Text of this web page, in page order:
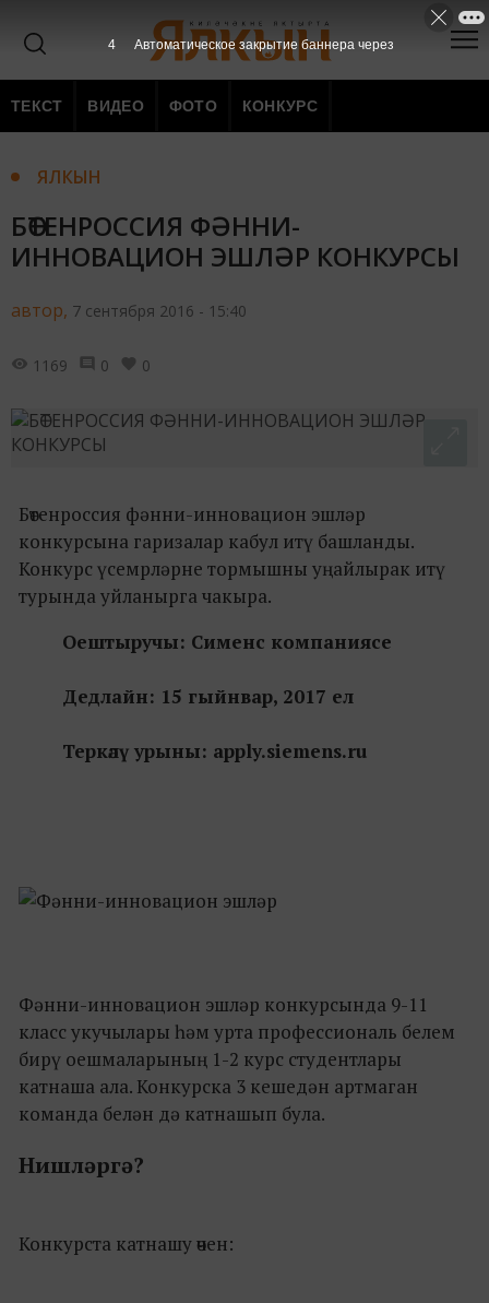
ТЕКСТ ВИДЕО ФОТО КОНКУРС
ЯЛКЫН
БӨТЕНРОССИЯ ФӘННИ-
ИННОВАЦИОН ЭШЛӘР КОНКУРСЫ
автор, 7 сентября 2016 - 15:40
1169 0 0
Бөтенроссия фәнни-инновацион эшләр
конкурсына гаризалар кабул итү башланды.
Конкурс үсемрләрне тормышны уңайлырак итү
турында уйланырга чакыра.
Оештыручы: Сименс компаниясе
Дедлайн: 15 гыйнвар, 2017 ел
Теркәлү урыны: apply.siemens.ru
Фәнни-инновацион эшләр конкурсында 9-11
класс укучылары һәм урта профессиональ белем
бирү оешмаларының 1-2 курс студентлары
катнаша ала. Конкурска 3 кешедән артмаган
команда белән дә катнашып була.
Нишләргә?
Конкурста катнашу өчен:
3 Автоматическое закрытие баннера через